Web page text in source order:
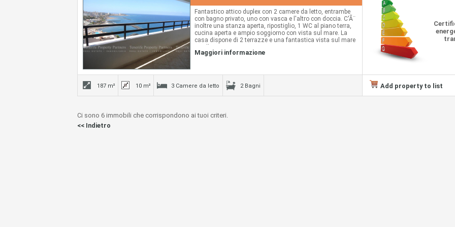
Fantastico attico duplex con 2 camere da letto, entrambe
con bagno privato, uno con vasca e l'altro con doccia. C'Ã¨
inoltre una stanza aperta, ripostiglio, 1 WC al piano terra,
cucina aperta e ampio soggiorno con vista sul mare. La
casa dispone di 2 terrazze e una fantastica vista sul mare
Maggiori informazione
187 m² 10 m² 3 Camere da letto 2 Bagni Add property to list
Ci sono 6 immobili che corrispondono ai tuoi criteri.
<< Indietro